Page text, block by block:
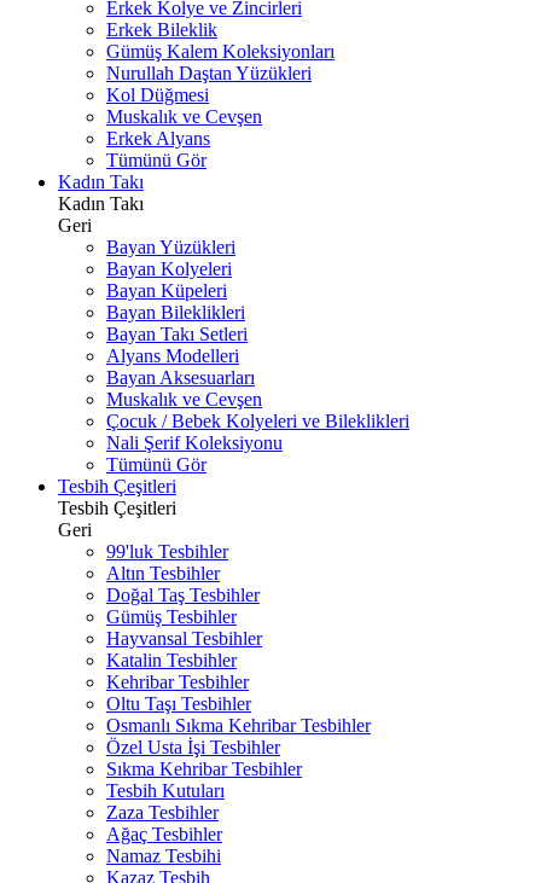
Erkek Kolye ve Zincirleri
Erkek Bileklik
Gümüş Kalem Koleksiyonları
Nurullah Daştan Yüzükleri
Kol Düğmesi
Muskalık ve Cevşen
Erkek Alyans
Tümünü Gör
Kadın Takı
Kadın Takı
Geri
Bayan Yüzükleri
Bayan Kolyeleri
Bayan Küpeleri
Bayan Bileklikleri
Bayan Takı Setleri
Alyans Modelleri
Bayan Aksesuarları
Muskalık ve Cevşen
Çocuk / Bebek Kolyeleri ve Bileklikleri
Nali Şerif Koleksiyonu
Tümünü Gör
Tesbih Çeşitleri
Tesbih Çeşitleri
Geri
99'luk Tesbihler
Altın Tesbihler
Doğal Taş Tesbihler
Gümüş Tesbihler
Hayvansal Tesbihler
Katalin Tesbihler
Kehribar Tesbihler
Oltu Taşı Tesbihler
Osmanlı Sıkma Kehribar Tesbihler
Özel Usta İşi Tesbihler
Sıkma Kehribar Tesbihler
Tesbih Kutuları
Zaza Tesbihler
Ağaç Tesbihler
Namaz Tesbihi
Kazaz Tesbih